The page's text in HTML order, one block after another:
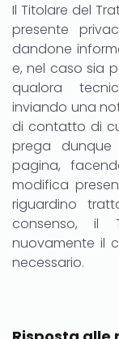
Il Titolare del
presente
dandone
e, nel caso sia
qualora
inviando una
di contatto di
prega
pagina,
modifica
riguardino
consenso, il
nuovamente il
necessario.